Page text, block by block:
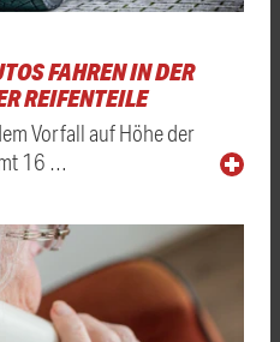
FAHREN IN DER
REIFENTEILE
Vorfall auf Höhe der
16 …